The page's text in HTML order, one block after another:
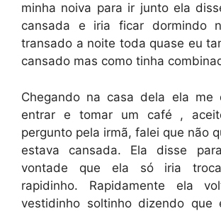
minha noiva para ir junto ela
cansada e iria ficar dormindo
transado a noite toda quase eu
cansado mas como tinha
Chegando na casa dela ela me
entrar e tomar um café ,
pergunto pela irmã, falei que não
estava cansada. Ela disse
vontade que ela só iria
rapidinho. Rapidamente ela
vestidinho soltinho dizendo que